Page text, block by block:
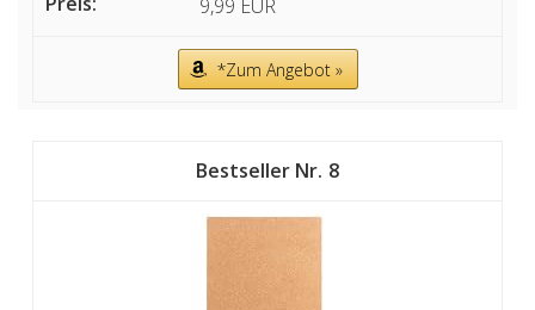
9,99 EUR
*Zum Angebot »
8